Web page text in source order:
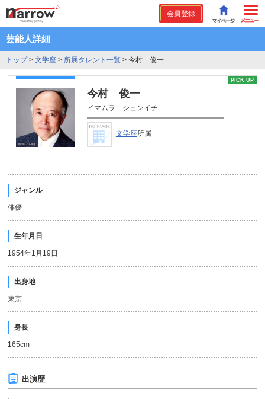
会員登録
芸能人詳細
トップ> 文学座 > 所属タレント一覧 > 今村 俊一
PICK UP
今村 俊一
イマムラ シュンイチ
文学座所属
ジャンル
俳優
生年月日
1954年1月19日
出身地
東京
身長
165cm
出演歴